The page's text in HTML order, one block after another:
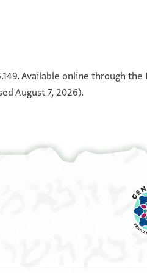
ולם
עלי אל
[חין]
ואלאמאנה
שובה
Available online through
August 7, 2026).